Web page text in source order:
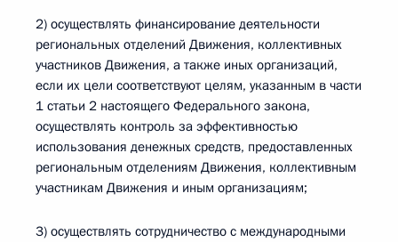
2) осуществлять финансирование деятельности
региональных отделений Движения, коллективных
участников Движения, а также иных организаций,
если их цели соответствуют целям, указанным в части
1 статьи 2 настоящего Федерального закона,
осуществлять контроль за эффективностью
использования денежных средств, предоставленных
региональным отделениям Движения, коллективным
участникам Движения и иным организациям;
3) осуществлять сотрудничество с международными